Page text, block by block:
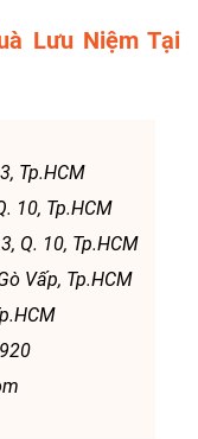
Lưu Niệm Tại
Tp.HCM
10, Tp.HCM
Q. 10, Tp.HCM
Vấp, Tp.HCM